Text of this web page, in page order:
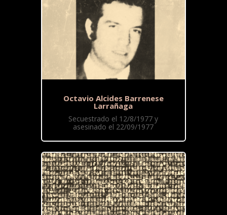
Octavio Alcides Barrenese
Larrañaga
Secuestrado el 12/8/1977 y
asesinado el 22/09/1977